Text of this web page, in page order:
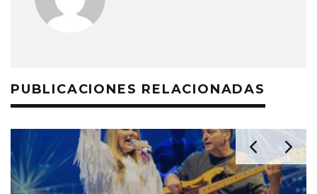
PUBLICACIONES RELACIONADAS